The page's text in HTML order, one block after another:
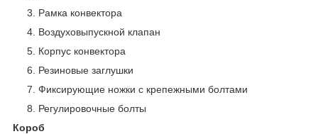
Рамка конвектора
Воздуховыпускной клапан
Корпус конвектора
Резиновые заглушки
Фиксирующие ножки с крепежными болтами
Регулировочные болты
Короб